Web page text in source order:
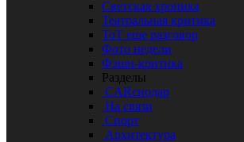
Светская хроника
Театральная критика
ТоТ еще разговор
Фото недели
Фэшн-критика
Разделы
CARснодар
На связи
Спорт
Архитектура